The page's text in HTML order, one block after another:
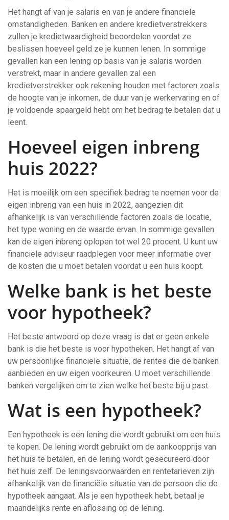
Het hangt af van je salaris en van je andere financiële
omstandigheden. Banken en andere kredietverstrekkers
zullen je kredietwaardigheid beoordelen voordat ze
beslissen hoeveel geld ze je kunnen lenen. In sommige
gevallen kan een lening op basis van je salaris worden
verstrekt, maar in andere gevallen zal een
kredietverstrekker ook rekening houden met factoren zoals
de hoogte van je inkomen, de duur van je werkervaring en of
je voldoende spaargeld hebt om het bedrag te betalen dat u
leent.
Hoeveel eigen inbreng
huis 2022?
Het is moeilijk om een specifiek bedrag te noemen voor de
eigen inbreng van een huis in 2022, aangezien dit
afhankelijk is van verschillende factoren zoals de locatie,
het type woning en de waarde ervan. In sommige gevallen
kan de eigen inbreng oplopen tot wel 20 procent. U kunt uw
financiële adviseur raadplegen voor meer informatie over
de kosten die u moet betalen voordat u een huis koopt.
Welke bank is het beste
voor hypotheek?
Het beste antwoord op deze vraag is dat er geen enkele
bank is die het beste is voor hypotheken. Het hangt af van
uw persoonlijke financiële situatie, de rentes die de banken
aanbieden en uw eigen voorkeuren. U moet verschillende
banken vergelijken om te zien welke het beste bij u past.
Wat is een hypotheek?
Een hypotheek is een lening die wordt gebruikt om een huis
te kopen. De lening wordt gebruikt om de aankoopprijs van
het huis te betalen, en de lening wordt gesecureerd door
het huis zelf. De leningsvoorwaarden en rentetarieven zijn
afhankelijk van de financiële situatie van de persoon die de
hypotheek aangaat. Als je een hypotheek hebt, betaal je
maandelijks rente en aflossing op de lening.